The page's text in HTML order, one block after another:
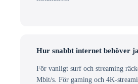
Hur snabbt internet behöver
För vanligt surf och streaming
Mbit/s. För gaming och 4K-